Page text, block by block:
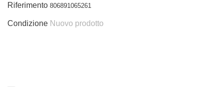
Riferimento 806891065261
Condizione Nuovo prodotto